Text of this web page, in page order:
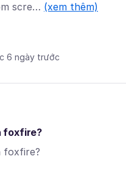
scre… (xem thêm)
6 ngày trước
foxfire?
foxfire?